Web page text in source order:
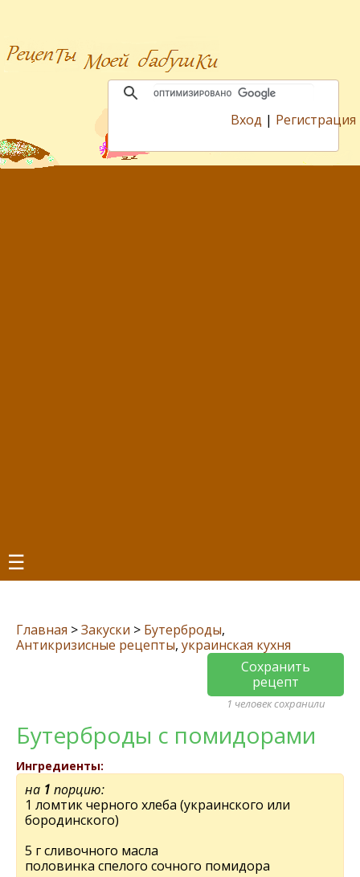
Вход | Регистрация
☰
Главная >Закуски > Бутерброды,
Антикризисные рецепты, украинская кухня
Сохранить
рецепт
1 человек сохранили
Бутерброды с помидорами
Ингредиенты:
на 1 порцию:
1 ломтик черного хлеба (украинского или
бородинского)
5 г сливочного масла
половинка спелого сочного помидора